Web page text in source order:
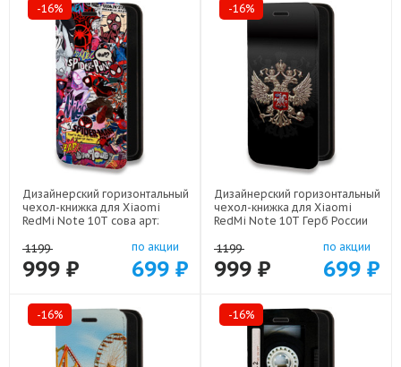
-16%
Дизайнерский горизонтальный
чехол-книжка для Xiaomi
RedMi Note 10T сова арт:
1199
999 ₽
по акции
699 ₽
-16%
Дизайнерский горизонтальный
чехол-книжка для Xiaomi
RedMi Note 10T Герб России
1199
999 ₽
по акции
699 ₽
-16% -16%